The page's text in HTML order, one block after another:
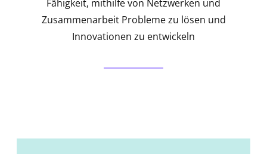
Fähigkeit, mithilfe von Netzwerken und
Zusammenarbeit Probleme zu lösen und
Innovationen zu entwickeln